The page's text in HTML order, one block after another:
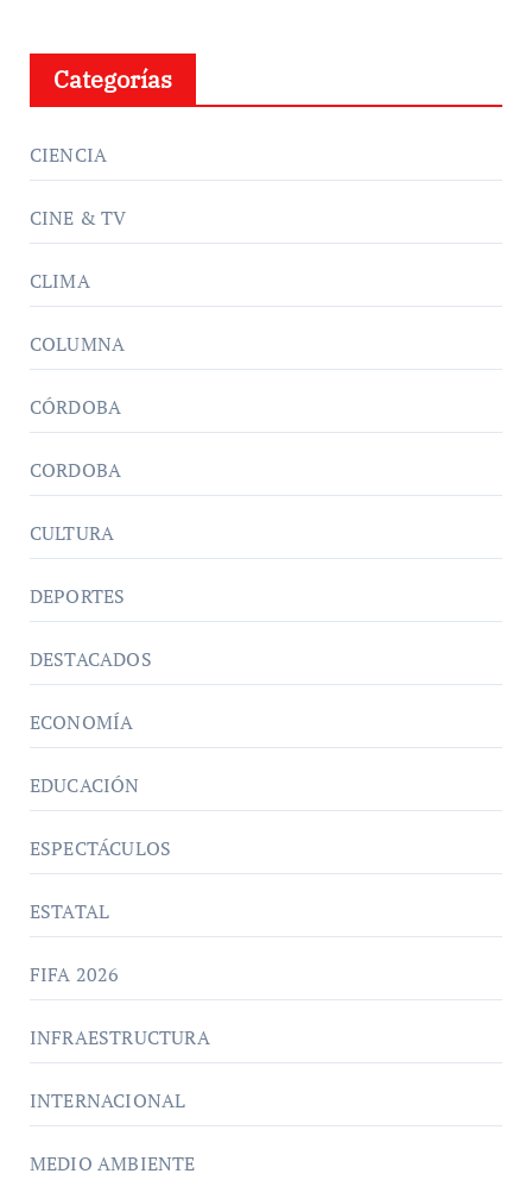
Categorías
CIENCIA
CINE & TV
CLIMA
COLUMNA
CÓRDOBA
CORDOBA
CULTURA
DEPORTES
DESTACADOS
ECONOMÍA
EDUCACIÓN
ESPECTÁCULOS
ESTATAL
FIFA 2026
INFRAESTRUCTURA
INTERNACIONAL
MEDIO AMBIENTE